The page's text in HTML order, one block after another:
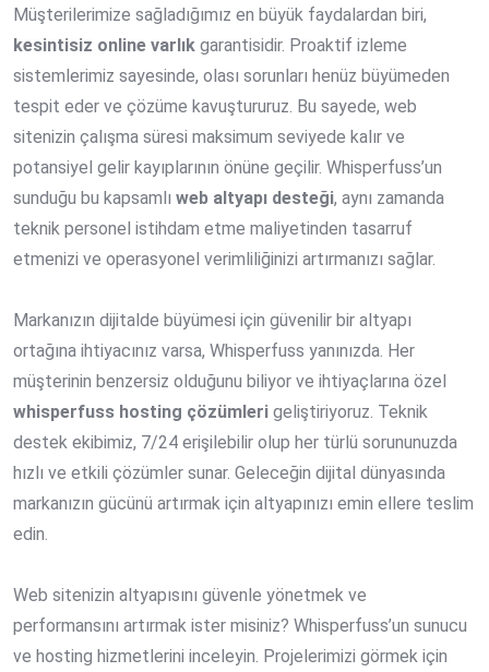
Müşterilerimize sağladığımız en büyük faydalardan biri,
kesintisiz online varlık garantisidir. Proaktif izleme
sistemlerimiz sayesinde, olası sorunları henüz büyümeden
tespit eder ve çözüme kavuştururuz. Bu sayede, web
sitenizin çalışma süresi maksimum seviyede kalır ve
potansiyel gelir kayıplarının önüne geçilir. Whisperfuss’un
sunduğu bu kapsamlı web altyapı desteği, aynı zamanda
teknik personel istihdam etme maliyetinden tasarruf
etmenizi ve operasyonel verimliliğinizi artırmanızı sağlar.
Markanızın dijitalde büyümesi için güvenilir bir altyapı
ortağına ihtiyacınız varsa, Whisperfuss yanınızda. Her
müşterinin benzersiz olduğunu biliyor ve ihtiyaçlarına özel
whisperfuss hosting çözümleri geliştiriyoruz. Teknik
destek ekibimiz, 7/24 erişilebilir olup her türlü sorununuzda
hızlı ve etkili çözümler sunar. Geleceğin dijital dünyasında
markanızın gücünü artırmak için altyapınızı emin ellere teslim
edin.
Web sitenizin altyapısını güvenle yönetmek ve
performansını artırmak ister misiniz? Whisperfuss’un sunucu
ve hosting hizmetlerini inceleyin. Projelerimizi görmek için